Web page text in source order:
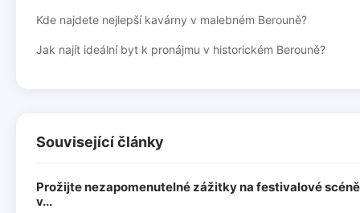
Kde najdete nejlepší kavárny v malebném Berouně?
Jak najít ideální byt k pronájmu v historickém Berouně?
Související články
Prožijte nezapomenutelné zážitky na festivalové scéně
v...